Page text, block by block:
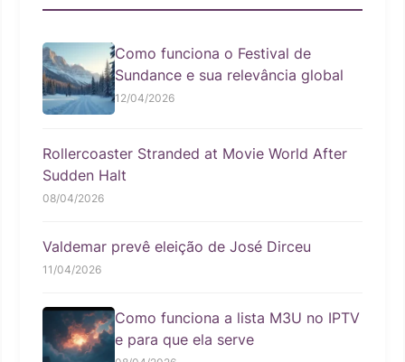
Como funciona o Festival de
Sundance e sua relevância global
12/04/2026
Rollercoaster Stranded at Movie World After
Sudden Halt
08/04/2026
Valdemar prevê eleição de José Dirceu
11/04/2026
Como funciona a lista M3U no IPTV
e para que ela serve